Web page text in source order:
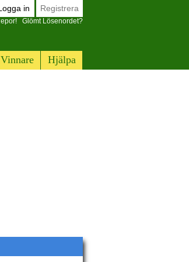
Vinnare Hjälpa
in Registrera
Glömt Lösenordet?